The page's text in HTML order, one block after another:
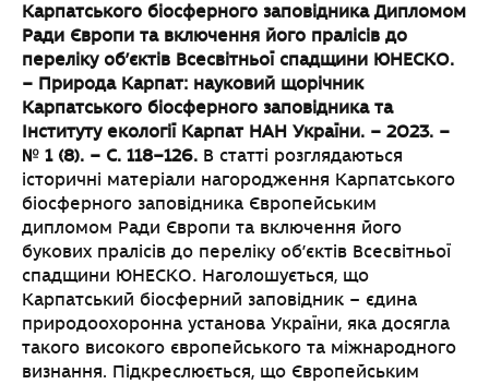
Карпатського біосферного заповідника Дипломом
Ради Європи та включення його пралісів до
переліку об’єктів Всесвітньої спадщини ЮНЕСКО.
– Природа Карпат: науковий щорічник
Карпатського біосферного заповідника та
Інституту екології Карпат НАН України. – 2023. –
№ 1 (8). – С. 118–126. В статті розглядаються
історичні матеріали нагородження Карпатського
біосферного заповідника Європейським
дипломом Ради Європи та включення його
букових пралісів до переліку об’єктів Всесвітньої
спадщини ЮНЕСКО. Наголошується, що
Карпатський біосферний заповідник – єдина
природоохоронна установа України, яка досягла
такого високого європейського та міжнародного
визнання. Підкреслюється, що Європейським